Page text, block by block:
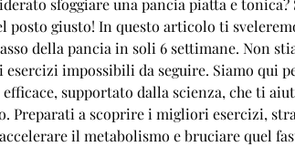
sfoggiare una pancia piatta e tonica?
posto giusto! In questo articolo ti
della pancia in soli 6 settimane. Non
esercizi impossibili da seguire. Siamo qui
efficace, supportato dalla scienza, che ti
Preparati a scoprire i migliori esercizi,
il metabolismo e bruciare quel